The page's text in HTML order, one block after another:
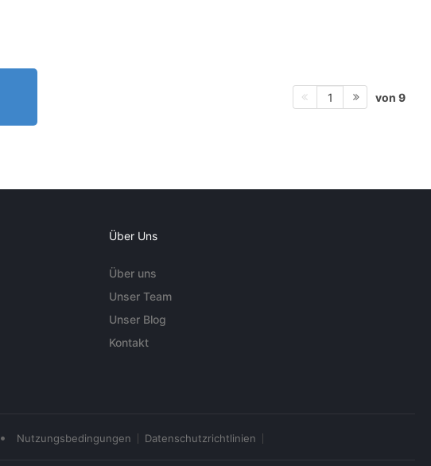
1 von 9
Über Uns
Über uns
Unser Team
Unser Blog
Kontakt
• Nutzungsbedingungen Datenschutzrichtlinien